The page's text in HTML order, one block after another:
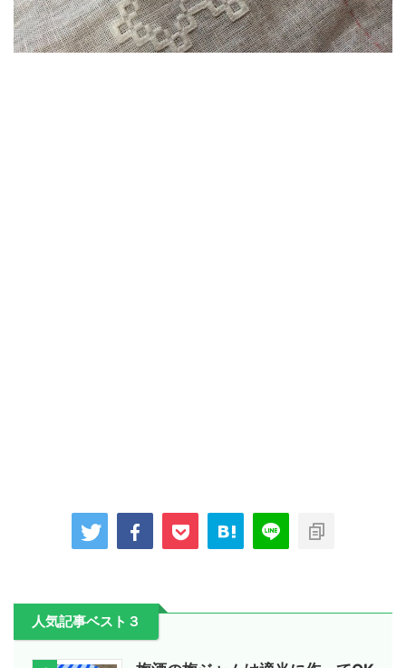
人気記事ベスト３